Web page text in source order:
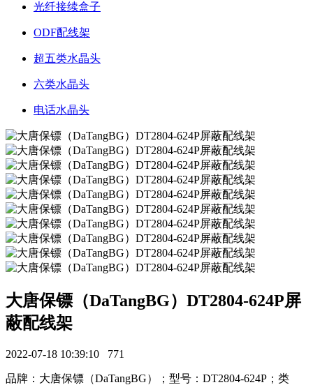
光纤接续盒子
ODF配线架
超五类水晶头
六类水晶头
电话水晶头
大唐保镖（DaTangBG）DT2804-624P屏
蔽配线架
2022-07-18 10:39:10 771
品牌：大唐保镖（DaTangBG）；型号：DT2804-624P；类